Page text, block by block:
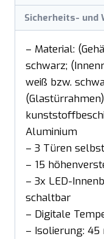
Sicherheits- und
– Material:
schwarz;
weiß bzw.
Aluminium
– 3 Türen
– 15
– 3x LED-
schaltbar
– Digitale
– Isolierung: 45